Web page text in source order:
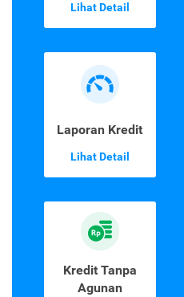
Lihat Detail
Laporan Kredit
Lihat Detail
Kredit Tanpa
Agunan